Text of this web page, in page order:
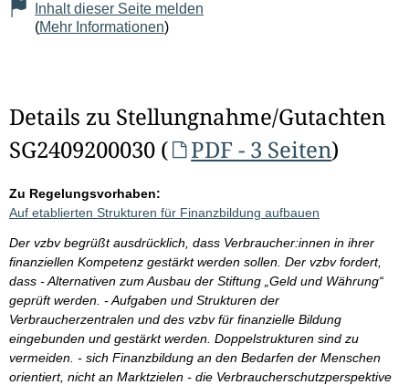
Inhalt dieser Seite melden
(Mehr Informationen)
Details zu Stellungnahme/Gutachten
SG2409200030 (
PDF - 3 Seiten)
Zu Regelungsvorhaben:
Auf etablierten Strukturen für Finanzbildung aufbauen
Der vzbv begrüßt ausdrücklich, dass Verbraucher:innen in ihrer
finanziellen Kompetenz gestärkt werden sollen. Der vzbv fordert,
dass - Alternativen zum Ausbau der Stiftung „Geld und Währung“
geprüft werden. - Aufgaben und Strukturen der
Verbraucherzentralen und des vzbv für finanzielle Bildung
eingebunden und gestärkt werden. Doppelstrukturen sind zu
vermeiden. - sich Finanzbildung an den Bedarfen der Menschen
orientiert, nicht an Marktzielen - die Verbraucherschutzperspektive